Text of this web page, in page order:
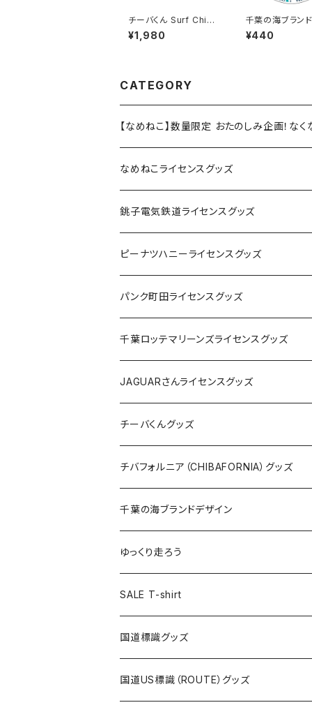
チーバくん Surf Chib
a：メッシュキャップ（Bホ
ワイト）
¥1,980
千葉の海ブラン
イン：ステッカー
¥440
CATEGORY
【なめねこ】数量限定 おたのしみ企画！な
なめねこライセンスグッズ
Tシャツ
キャップ
ステッカー
缶バッジ
ホテルキーホルダー
銚子電気鉄道ライセンスグッズ
ステッカー
缶バッジ
アクリルキーホルダー
ホテルキーホルダー
クリアファイル
Tシャツ
キャップ
トートバッグ
ランチバッグ
エコバッグ
ピーナツハニーライセンスグッズ
Tシャツ
キャップ
バッグ
ステッカー
缶バッジ
キーホルダー
クリアファイル
パンク町田ライセンスグッズ
Tシャツ
キャップ
バッグ
ステッカー
缶バッジ
キーホルダー
クリアファイル
千葉ロッテマリーンズライセンスグッズ
ステッカー
ステッカー
ステッカー大
缶バッジ
缶バッジ32mm
缶バッジ54mm
エコバッグ
JAGUARさんコラボグッズ
Tシャツ
ステッカー
サコッシュ
ホテルキーホルダー
モーテルキーホルダー
トートバッグ
JAGUARさんライセンスグッズ
Tシャツ
ステッカー
缶バッジ
クリアファイル
マスク
エコバッグ
千葉ロッテマリーンズコラボ
チーバくんグッズ
Tシャツ
キャップ
エコバッグ
ステッカー
モーテルキーホルダー
ホテルキーホルダー
チバフォルニア（CHIBAFORNIA）グッズ
Tシャツ
キャップ
ステッカー
ホテルキーホルダー
千葉の海ブランドデザイン
Tシャツ
キャップ
ステッカー
ゆっくり走ろう
Tシャツ
ステッカー
ホテルキーホルダー
SALE T-shirt
国道標識グッズ
ステッカー
国道US標識（ROUTE）グッズ